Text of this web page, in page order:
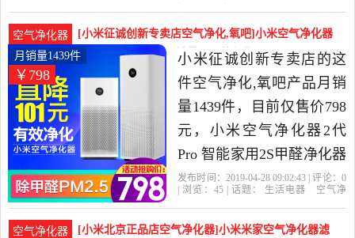
净化器，由北京发货。
空气净化器
[小米征诚创新专卖店空气净化,氧吧]小米空气净化器
2代Pro 智能家用2月销量1439件仅售798元
￥798
月销量1439件
小米征诚创新专卖店的这
件空气净化,氧吧产品月销
量1439件，目前仅售价798
元，小米空气净化器2代
Pro 智能家用2S甲醛净化器
室内除甲醛雾霾搭滤是
店精选生活电器当中性价
发布时间：2019-04-28 09:02:43 | 评论： 0
| 浏览： 45| 话题： 生活电器
空气净
空气净化器
[小米北京正品店空气净化器]小米米家空气净化器滤